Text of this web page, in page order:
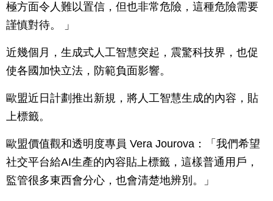
極方面令人難以置信，但也非常危險，這種危險需要
謹慎對待。 」
近幾個月，生成式人工智慧突起，震驚科技界，也促
使各國加快立法，防範負面影響。
歐盟近日計劃推出新規，將人工智慧生成的內容，貼
上標籤。
歐盟價值觀和透明度專員 Vera Jourova：「我們希望
社交平台給AI生產的內容貼上標籤，這樣普通用戶，
監管很多東西會分心，也會清楚地辨別。」